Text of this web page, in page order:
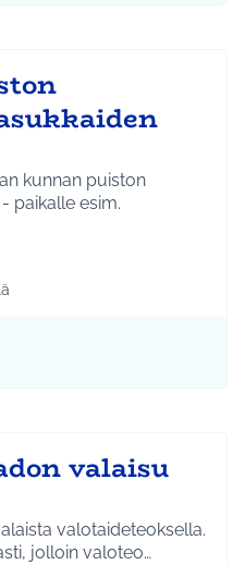
kunnan puiston
Kehittämisverkosto - Hyrylä
valaisu
valotaideteoksella.
jolloin valoteo…